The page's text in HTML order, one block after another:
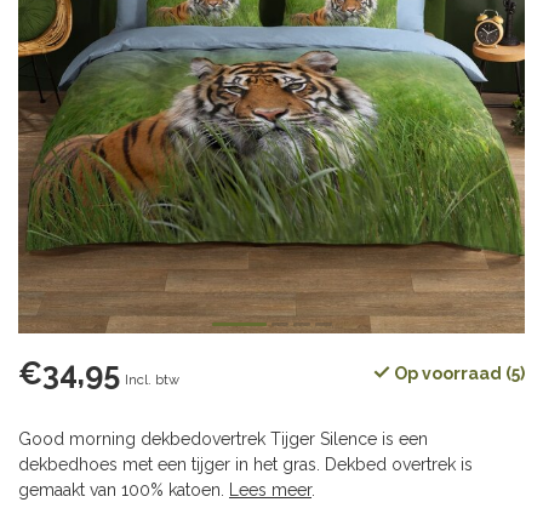
€34,95 Incl. btw Op voorraad (5)
Good morning dekbedovertrek Tijger Silence is een
dekbedhoes met een tijger in het gras. Dekbed overtrek is
gemaakt van 100% katoen.
Lees meer.